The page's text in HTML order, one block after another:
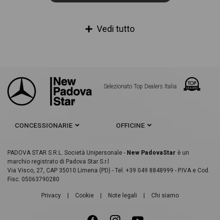
Vedi tutto
Selezionato Top Dealers Italia
CONCESSIONARIE OFFICINE
PADOVA STAR S.R.L. Società Unipersonale - New PadovaStar è un
marchio registrato di Padova Star S.r.l
Via Visco, 27, CAP 35010 Limena (PD) - Tel. +39 049 8848999 - P.IVA e Cod.
Fisc. 05063790280
Privacy Cookie Note legali Chi siamo